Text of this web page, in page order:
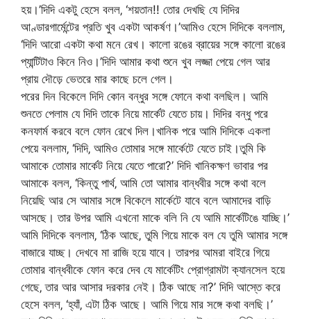
হয়।’দিদি একটু হেসে বলল‚ ‘শয়তান!! তোর দেখছি যে দিদির
আণ্ডারগার্মেন্টের প্রতি খুব একটা আকর্ষণ।’আমিও হেসে দিদিকে বললাম‚
‘দিদি আরো একটা কথা মনে রেখ। কালো রঙের ব্রায়ের সঙ্গে কালো রঙের
প্যান্টিটাও কিনে নিও।’দিদি আমার কথা শুনে খুব লজ্জা পেয়ে গেল আর
প্রায় দৌড়ে ভেতরে মার কাছে চলে গেল।
পরের দিন বিকেলে দিদি কোন বন্ধুর সঙ্গে ফোনে কথা বলছিল। আমি
শুনতে পেলাম যে দিদি তাকে নিয়ে মার্কেট যেতে চায়। দিদির বন্ধু পরে
কনফার্ম করবে বলে ফোন রেখে দিল।খানিক পরে আমি দিদিকে একলা
পেয়ে বললাম‚ ‘দিদি‚ আমিও তোমার সঙ্গে মার্কেটে যেতে চাই।তুমি কি
আমাকে তোমার মার্কেট নিয়ে যেতে পারো?’ দিদি খানিকক্ষণ ভাবার পর
আমাকে বলল‚ ‘কিন্তু পার্থ‚ আমি তো আমার বান্ধবীর সঙ্গে কথা বলে
নিয়েছি আর সে আমার সঙ্গে বিকেলে মার্কেটে যাবে বলে আমাদের বাড়ি
আসছে। তার উপর আমি এখনো মাকে বলি নি যে আমি মার্কেটিঙে যাচ্ছি।’
আমি দিদিকে বললাম‚ ‘ঠিক আছে‚ তুমি গিয়ে মাকে বল যে তুমি আমার সঙ্গে
বাজারে যাচ্ছ। দেখবে মা রাজি হয়ে যাবে। তারপর আমরা বাইরে গিয়ে
তোমার বান্ধবীকে ফোন করে দেব যে মার্কেটিং প্রোগ্রামটা ক্যানসেল হয়ে
গেছে‚ তার আর আসার দরকার নেই। ঠিক আছে না?’ দিদি আস্তে করে
হেসে বলল‚ ‘হ্যাঁ‚ এটা ঠিক আছে। আমি গিয়ে মার সঙ্গে কথা বলছি।’